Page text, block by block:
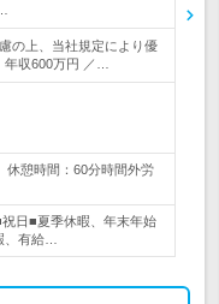
の上、当社規定により優
収600万円 ／…
休憩時間：60分時間外労
日■夏季休暇、年末年始
、有給…